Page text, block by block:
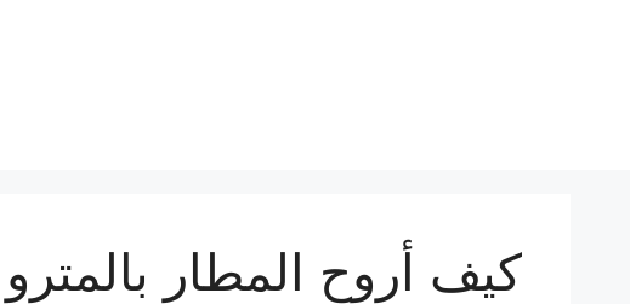
كيف أروح المطار بالمترو ب 4